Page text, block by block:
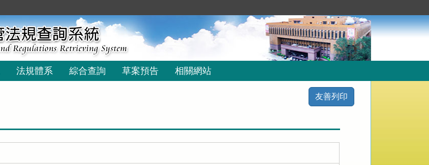
法規體系 綜合查詢 草案預告 相關網站
友善列印